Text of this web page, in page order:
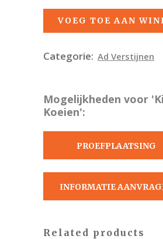
VOEG TOE AAN
Categorie: Ad Verstijnen
Mogelijkheden voor
Koeien':
PROEFPLAATSING
INFORMATIE
Related products